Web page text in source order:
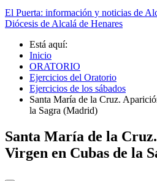
El Puerta: información y noticias de
Diócesis de Alcalá de Henares
Está aquí:
Inicio
ORATORIO
Ejercicios del Oratorio
Ejercicios de los sábados
Santa María de la Cruz.
la Sagra (Madrid)
Santa María de la
Virgen en Cubas de la